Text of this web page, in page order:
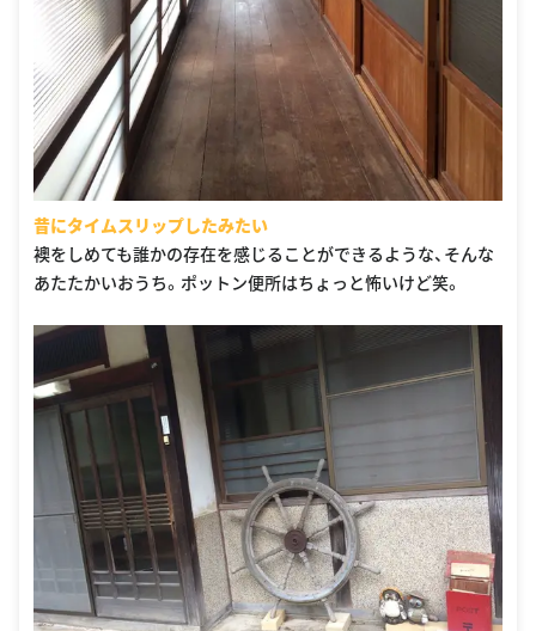
昔にタイムスリップしたみたい
襖をしめても誰かの存在を感じることができるような、そんな
あたたかいおうち。ポットン便所はちょっと怖いけど笑。